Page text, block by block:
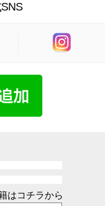
はコチラから